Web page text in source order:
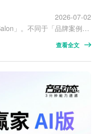
2026-07-02
欢迎来到数云营销学院「实战案例 Salon」。不同于「品牌案例」由品牌方负责人亲述，本栏目将由数云项目负责人进行分享。所有案例均以匿名形式呈现，但都真实存在、有据可查——因为足够优秀，所以值得分享。 本期案例关键词：数云私域赢家 AI 版。 作为数云私域赢家领航版的升级形态，私域赢家 AI 版是以 AI 为原生驱动力，深度赋能私域智能提效，其中 AI SOP 和 AI 问答两大核心功能的市场应用表…
查看全文